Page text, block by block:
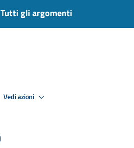
Tutti gli argomenti
Vedi azioni